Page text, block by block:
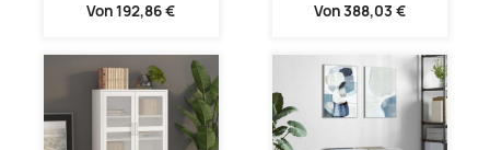
Von192,86 € Von388,03 €